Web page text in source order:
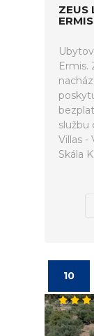
ZEUS
ERMIS
Ermis.
službu
Villas -
Skála
10